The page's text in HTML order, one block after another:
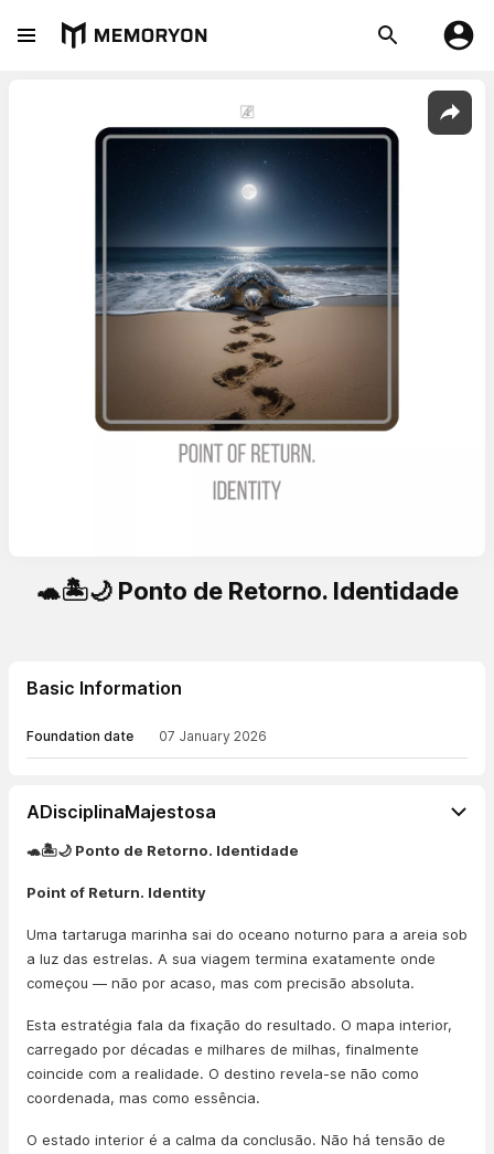
🐢🏝️🌙 Ponto de Retorno. Identidade
Basic Information
Foundation date 07 January 2026
ADisciplinaMajestosa
🐢🏝️🌙 Ponto de Retorno. Identidade
Point of Return. Identity
Uma tartaruga marinha sai do oceano noturno para a areia sob
a luz das estrelas. A sua viagem termina exatamente onde
começou — não por acaso, mas com precisão absoluta.
Esta estratégia fala da fixação do resultado. O mapa interior,
carregado por décadas e milhares de milhas, finalmente
coincide com a realidade. O destino revela-se não como
coordenada, mas como essência.
O estado interior é a calma da conclusão. Não há tensão de